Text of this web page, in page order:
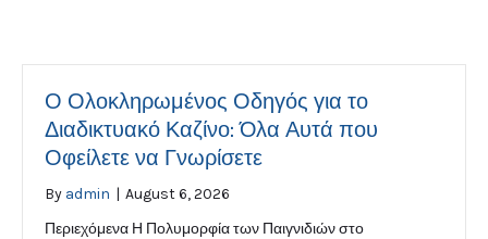
Ο Ολοκληρωμένος Οδηγός για το
Διαδικτυακό Καζίνο: Όλα Αυτά που
Οφείλετε να Γνωρίσετε
By admin | August 6, 2026
Περιεχόμενα Η Πολυμορφία των Παιγνιδιών στο